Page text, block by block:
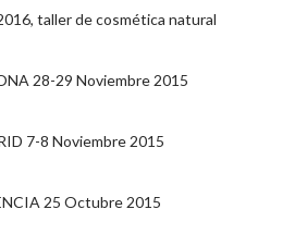
taller de cosmética natural
28-29 Noviembre 2015
7-8 Noviembre 2015
25 Octubre 2015